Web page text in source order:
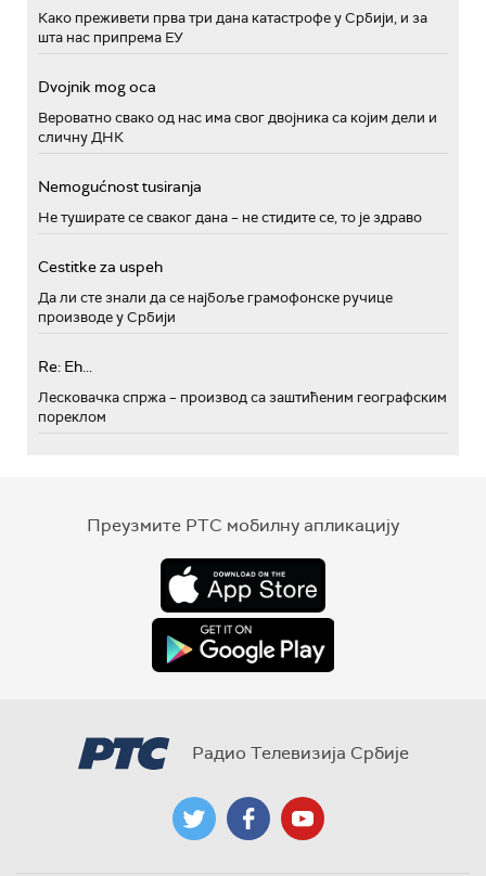
Како преживети прва три дана катастрофе у Србији, и за
шта нас припрема ЕУ
Dvojnik mog oca
Вероватно свако од нас има свог двојника са којим дели и
сличну ДНК
Nemogućnost tusiranja
Не туширате се сваког дана – не стидите се, то је здраво
Cestitke za uspeh
Да ли сте знали да се најбоље грамофонске ручице
производе у Србији
Re: Eh...
Лесковачка спржа – производ са заштићеним географским
пореклом
Преузмите РТС мобилну апликацију
Радио Телевизија Србије